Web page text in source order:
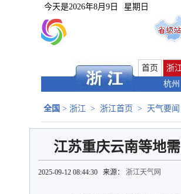
今天是2026年8月9日 星期日
首页 浙
杭州
全国 > 浙江 > 浙江首页 > 天气要闻
江苏重庆云南等地
2025-09-12 08:44:30 来源： 浙江天气网